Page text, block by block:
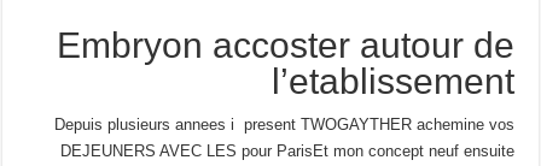
Embryon accoster autour de
l’etablissement
Depuis plusieurs annees i present TWOGAYTHER achemine vos
DEJEUNERS AVEC LES pour ParisEt mon concept neuf ensuite